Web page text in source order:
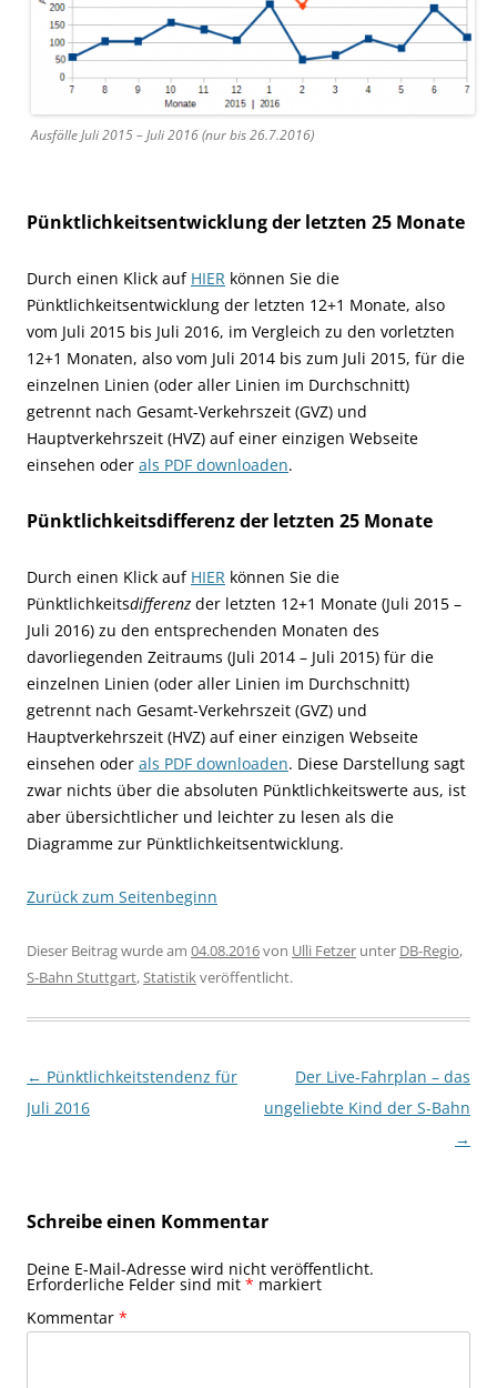
Ausfälle Juli 2015 – Juli 2016 (nur bis 26.7.2016)
Pünktlichkeitsentwicklung der letzten 25 Monate
Durch einen Klick auf HIER können Sie die
Pünktlichkeitsentwicklung der letzten 12+1 Monate, also
vom Juli 2015 bis Juli 2016, im Vergleich zu den vorletzten
12+1 Monaten, also vom Juli 2014 bis zum Juli 2015, für die
einzelnen Linien (oder aller Linien im Durchschnitt)
getrennt nach Gesamt-Verkehrszeit (GVZ) und
Hauptverkehrszeit (HVZ) auf einer einzigen Webseite
einsehen oder als PDF downloaden.
Pünktlichkeitsdifferenz der letzten 25 Monate
Durch einen Klick auf HIER können Sie die
Pünktlichkeitsdifferenz der letzten 12+1 Monate (Juli 2015 –
Juli 2016) zu den entsprechenden Monaten des
davorliegenden Zeitraums (Juli 2014 – Juli 2015) für die
einzelnen Linien (oder aller Linien im Durchschnitt)
getrennt nach Gesamt-Verkehrszeit (GVZ) und
Hauptverkehrszeit (HVZ) auf einer einzigen Webseite
einsehen oder als PDF downloaden. Diese Darstellung sagt
zwar nichts über die absoluten Pünktlichkeitswerte aus, ist
aber übersichtlicher und leichter zu lesen als die
Diagramme zur Pünktlichkeitsentwicklung.
Zurück zum Seitenbeginn
Dieser Beitrag wurde am 04.08.2016von Ulli Fetzer unter DB-Regio,
S-Bahn Stuttgart,Statistikveröffentlicht.
Beitragsnavigation
← Pünktlichkeitstendenz für
Juli 2016
Der Live-Fahrplan – das
ungeliebte Kind der S-Bahn
→
Schreibe einen Kommentar
Deine E-Mail-Adresse wird nicht veröffentlicht.
Erforderliche Felder sind mit * markiert
Kommentar *